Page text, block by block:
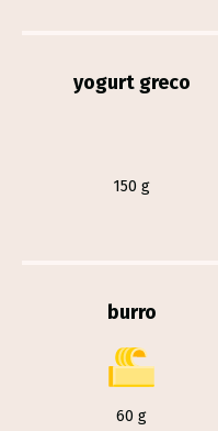
yogurt greco
150 g
burro
60 g